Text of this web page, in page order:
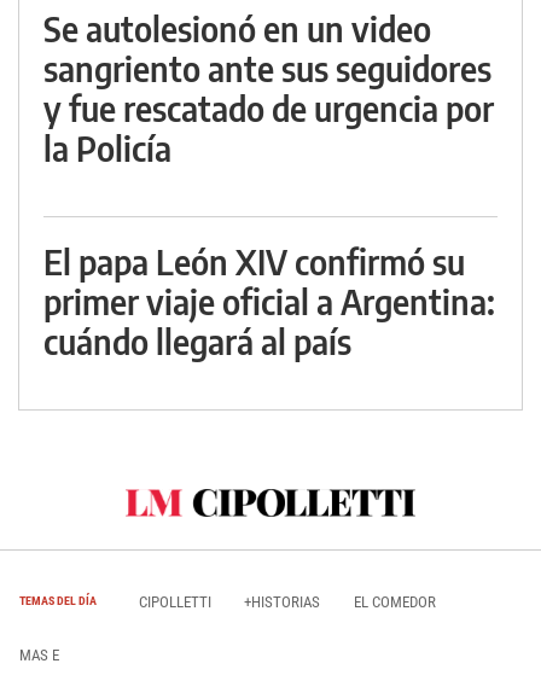
Se autolesionó en un video
sangriento ante sus seguidores
y fue rescatado de urgencia por
la Policía
El papa León XIV confirmó su
primer viaje oficial a Argentina:
cuándo llegará al país
TEMAS DEL DÍA CIPOLLETTI +HISTORIAS EL COMEDOR
MAS E